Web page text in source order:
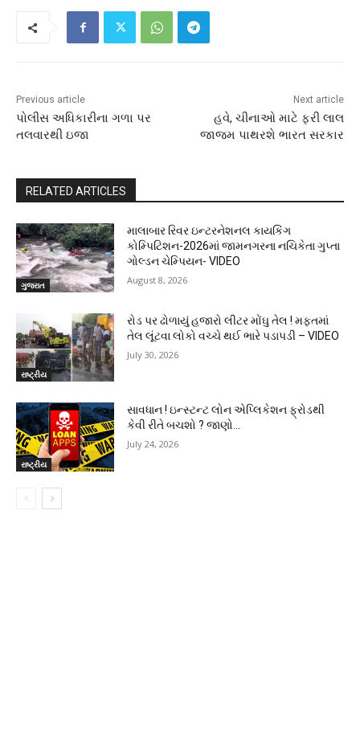
Previous article
પોલીસ અધિકારીના ગળા પર
તલવારથી ઇજા
Next article
હવે, ચીનાઓ માટે ફરી લાલ
જાજમ પાથરશે ભારત સરકાર
RELATED ARTICLES
ગુજરાત
માલાબાર રિવર ઇન્ટરનેશનલ કાયકિંગ
કોમ્પિટિશન-2026માં જામનગરના નચિકેતા ગુપ્તા
ગોલ્ડન ચેમ્પિયન- VIDEO
August 8, 2026
રાષ્ટ્રીય
રોડ પર ઢોળાયું હજારો લીટર મોંઘુ તેલ ! મફતમાં
તેલ લૂંટવા લોકો વચ્ચે થઈ ભારે પડાપડી – VIDEO
July 30, 2026
રાષ્ટ્રીય
સાવધાન ! ઇન્સ્ટન્ટ લોન એપ્લિકેશન ફ્રોડથી
કેવી રીતે બચશો ? જાણો…
July 24, 2026